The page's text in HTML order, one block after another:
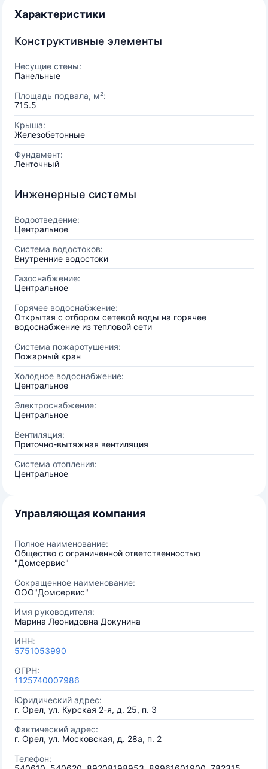
Характеристики
Конструктивные элементы
Несущие стены:
Панельные
Площадь подвала, м²:
715.5
Крыша:
Железобетонные
Фундамент:
Ленточный
Инженерные системы
Водоотведение:
Центральное
Система водостоков:
Внутренние водостоки
Газоснабжение:
Центральное
Горячее водоснабжение:
Открытая с отбором сетевой воды на горячее
водоснабжение из тепловой сети
Система пожаротушения:
Пожарный кран
Холодное водоснабжение:
Центральное
Электроснабжение:
Центральное
Вентиляция:
Приточно-вытяжная вентиляция
Система отопления:
Центральное
Управляющая компания
Полное наименование:
Общество с ограниченной ответственностью
"Домсервис"
Сокращенное наименование:
ООО"Домсервис"
Имя руководителя:
Марина Леонидовна Докунина
ИНН:
5751053990
ОГРН:
1125740007986
Юридический адрес:
г. Орел, ул. Курская 2-я, д. 25, п. 3
Фактический адрес:
г. Орел, ул. Московская, д. 28а, п. 2
Телефон: